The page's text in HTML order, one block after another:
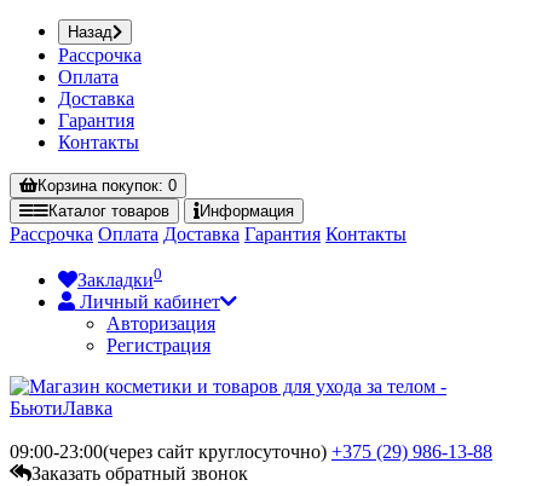
Назад
Рассрочка
Оплата
Доставка
Гарантия
Контакты
Корзинапокупок: 0
Каталог товаров Информация
Рассрочка Оплата Доставка Гарантия Контакты
Закладки0
Личный кабинет
Авторизация
Регистрация
09:00-23:00(через сайт круглосуточно) +375 (29) 986-13-88
Заказать обратный звонок